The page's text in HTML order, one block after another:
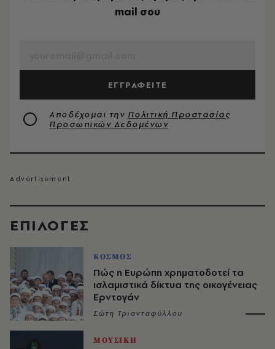
EΠΙΛΟΓΈΣ
ΚΟΣΜΟΣ
Πώς η Ευρώπη χρηματοδοτεί τα
ισλαμιστικά δίκτυα της οικογένειας
Ερντογάν
Σώτη Τριανταφύλλου
ΜΟΥΣΙΚΗ
mail σου
ΕΓΓΡΑΦΕΙΤΕ
Αποδέχομαι την Πολιτική Προστασίας
Προσωπικών Δεδομένων